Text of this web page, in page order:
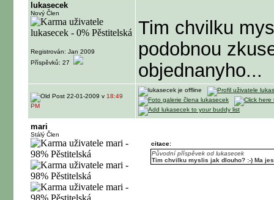
lukasecek
Nový Člen
Registrován: Jan 2009
Příspěvků: 27
Tim chvilku
podobnou
objednanyho...
22-01-2009 v 18:49
PM
mari
Stálý Člen
citace:
Původní příspěvek od lukasecek
Tim chvilku myslis jak dlouho? :-) Ma